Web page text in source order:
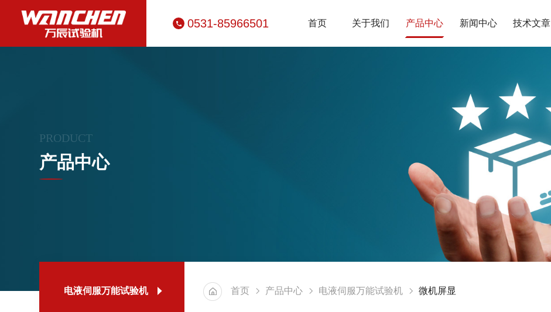
0531-85966501 首页 关于我们 产品中心 新闻中心 技术文章
PRODUCT
产品中心
首页 产品中心 电液伺服万能试验机 微机屏显
电液伺服万能试验机